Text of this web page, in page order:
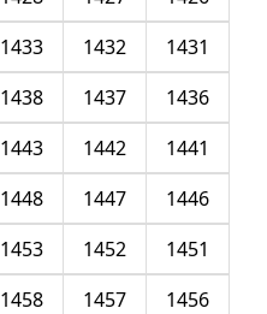
1431
1432
1433
1436
1437
1438
1441
1442
1443
1446
1447
1448
1451
1452
1453
1456
1457
1458